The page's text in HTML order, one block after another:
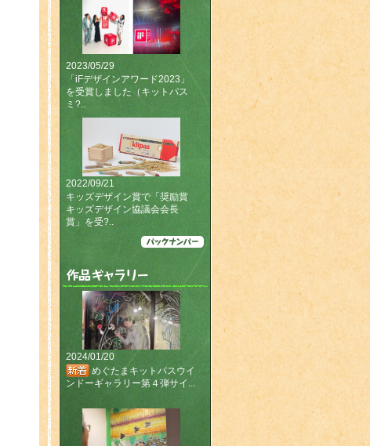
くの皆様のご来場、誠にあ
りがとうございました。
(2023/04/20〜2023/04/23)
【キットパス号に関するお
知らせ】
(2023/04/02)
今年もギフトショーに出展
しました（2023年2月15
京インターナショナル・ギ
フト・ショー春2023＠東京
ビッグサイト）多くの皆様
のご来場誠にありがとうご
ざいました。
(2023/02/15〜2023/02/17)
「第35回2023年新春文紙フ
ら】が文紙フェア大賞金賞
を受賞しました。
(2023/01/12)
キットパスで“楽がき”でき
るスペシャルカー キットパ
ス号ができました！
(2022/11/11)
2023/05/29
「iFデザインアワード2023」
を受賞しました（キットパス
ミ?..
2022/09/21
キッズデザイン賞で「奨励賞
キッズデザイン協議会会長
賞」を受?..
2024/01/20
めぐたまキットパスウイ
ンドーギャラリー第４弾サイ...